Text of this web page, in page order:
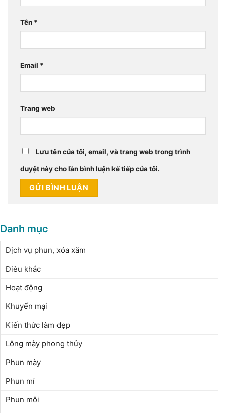
Tên *
Email *
Trang web
Lưu tên của tôi, email, và trang web trong trình
duyệt này cho lần bình luận kế tiếp của tôi.
Danh mục
Dịch vụ phun, xóa xăm
Điêu khắc
Hoạt động
Khuyến mại
Kiến thức làm đẹp
Lông mày phong thủy
Phun mày
Phun mí
Phun môi